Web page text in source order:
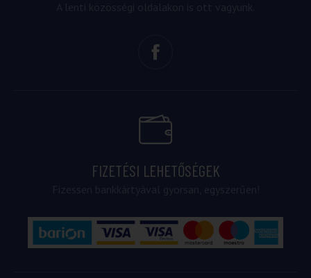
FIZETÉSI LEHETŐSÉGEK